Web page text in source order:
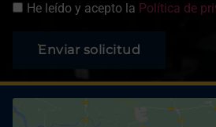
He leído y acepto la Política de
Enviar solicitud